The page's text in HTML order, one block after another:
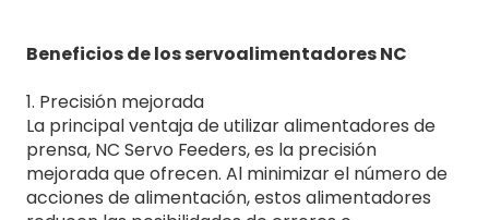
Beneficios delos servoalimentadores NC
1. Precisión mejorada
La principal ventaja de utilizar alimentadores de
prensa, NC Servo Feeders, es la precisión
mejorada que ofrecen. Al minimizar el número de
acciones de alimentación, estos alimentadores